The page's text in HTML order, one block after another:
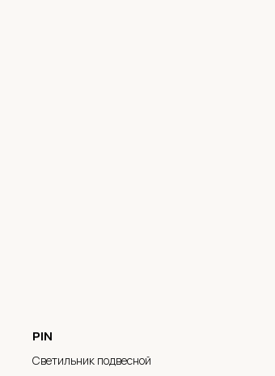
PIN
Светильник подвесной